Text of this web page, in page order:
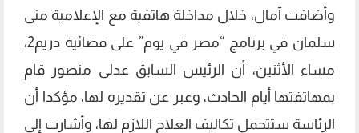
وأضافت آمال، خلال مداخلة هاتفية مع الإعلامية منى
سلمان في برنامج “مصر في يوم” على فضائية دريم2،
مساء الأثنين، أن الرئيس السابق عدلى منصور قام
بمهاتفتها أيام الحادث، وعبر عن تقديره لها، مؤكدا أن
الرئاسة ستتحمل تكاليف العلاج اللازم لها، وأشارت إلى